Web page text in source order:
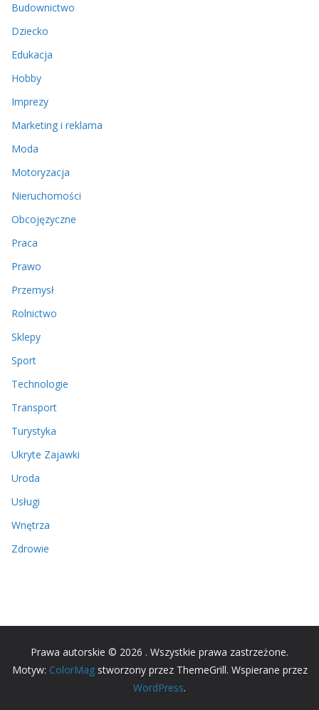
Budownictwo
Dziecko
Edukacja
Hobby
Imprezy
Marketing i reklama
Moda
Motoryzacja
Nieruchomości
Obcojęzyczne
Praca
Prawo
Przemysł
Rolnictwo
Sklepy
Sport
Technologie
Transport
Turystyka
Ukryte Zajawki
Uroda
Usługi
Wnętrza
Zdrowie
Prawa autorskie © 2026 . Wszystkie prawa zastrzeżone.
Motyw: ColorMagstworzony przez ThemeGrill. Wspierane przez
WordPress.